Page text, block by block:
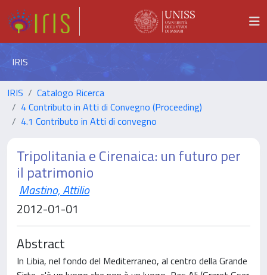
IRIS
IRIS
Catalogo Ricerca
4 Contributo in Atti di Convegno (Proceeding)
4.1 Contributo in Atti di convegno
Tripolitania e Cirenaica: un futuro per
il patrimonio
Mastino, Attilio
2012-01-01
Abstract
In Libia, nel fondo del Mediterraneo, al centro della Grande